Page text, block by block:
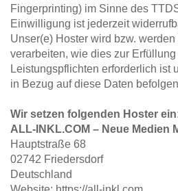
Fingerprinting) im Sinne des
Einwilligung ist jederzeit
Unser(e) Hoster wird bzw.
verarbeiten, wie dies zur
Leistungspflichten erforderlich ist
in Bezug auf diese Daten
Wir setzen folgenden Hoster
ALL-INKL.COM – Neue Medien
Hauptstraße 68
02742 Friedersdorf
Deutschland